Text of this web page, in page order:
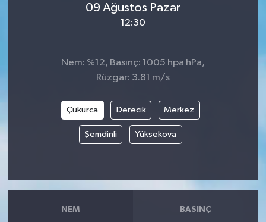
09 Ağustos Pazar
12:30
Nem: %12, Basınç: 1005 hpa hPa,
Rüzgar: 3.81 m/s
Çukurca Derecik Merkez
Şemdinli Yüksekova
NEM BASINÇ